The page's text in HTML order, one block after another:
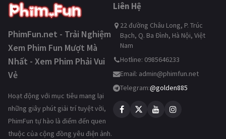
PhimFun.net - Trải Nghiệm
Xem Phim Fun Mượt Mà
Nhất - Xem Phim Phải Vui
Vẻ
Hoạt động với mục tiêu mang lại
những giây phút giải trí tuyệt vời,
PhimFun tự hào là điểm đến quen
thuộc của cộng đồng yêu điện ảnh.
Liên Hệ
22 đường Châu Long, P. Trúc
Bạch, Q. Ba Đình, Hà Nội, Việt
Nam
Hotline: 0985646233
Email: admin@phimfun.net
Telegram:@golden885